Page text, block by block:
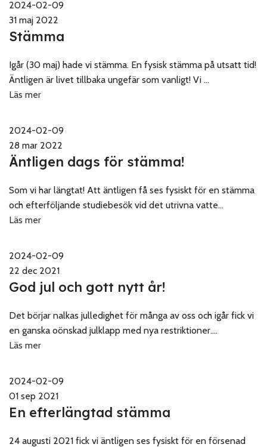
2024-02-09
31 maj 2022
Stämma
Igår (30 maj) hade vi stämma. En fysisk stämma på utsatt tid!
Äntligen är livet tillbaka ungefär som vanligt! Vi ...
Läs mer
2024-02-09
28 mar 2022
Äntligen dags för stämma!
Som vi har längtat! Att äntligen få ses fysiskt för en stämma
och efterföljande studiebesök vid det utrivna vatte...
Läs mer
2024-02-09
22 dec 2021
God jul och gott nytt år!
Det börjar nalkas julledighet för många av oss och igår fick vi
en ganska oönskad julklapp med nya restriktioner....
Läs mer
2024-02-09
01 sep 2021
En efterlängtad stämma
24 augusti 2021 fick vi äntligen ses fysiskt för en försenad